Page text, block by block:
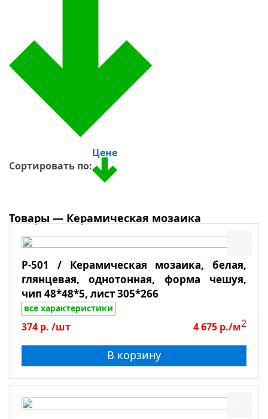
Желтый
Сиреневый
Коричневый
Бронзовый
Розовый
Керамогранит
Зеркало
Стекло-камень
Дерево
Форма чипа
Размер чипа
Бассейны
Ванная
Душевая
На пол
На стены, колоны
Кухня
Столешницы
Тип камня
Галька
Травертин
Сортировать по:
Цене
Товары — Керамическая мозаика
P-501 / Керамическая мозаика, белая,
глянцевая, однотонная, форма чешуя,
чип 48*48*5, лист 305*266
все характеристики
374 р. /шт 4 675 р./м2
В корзину